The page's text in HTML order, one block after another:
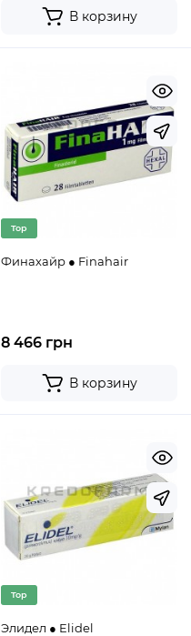
В корзину
Top
Финахайр ● Finahair
8 466 грн
В корзину
Top
Элидел ● Elidel